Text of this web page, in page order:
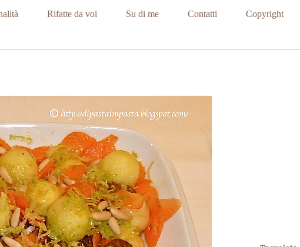
Rifatte da voi Su di me Contatti Copyright